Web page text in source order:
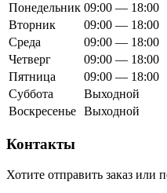
Понедельник 09:00 — 18:00
Вторник
09:00 — 18:00
Среда
09:00 — 18:00
Четверг
09:00 — 18:00
Пятница
09:00 — 18:00
Суббота
Выходной
Воскресенье Выходной
Контакты
Хотите отправить заказ или